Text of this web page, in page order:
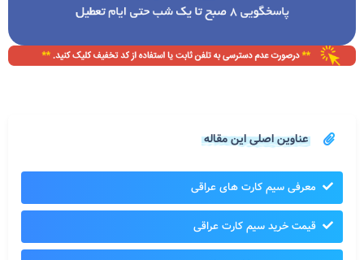
عناوین اصلی این مقاله
معرفی سیم کارت های عراقی
قیمت خرید سیم کارت عراقی